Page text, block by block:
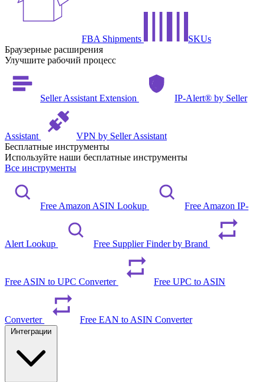
FBA Shipments
SKUs
Браузерные расширения
Улучшите рабочий процесс
Seller Assistant Extension IP-Alert® by Seller
Assistant
VPN by Seller Assistant
Бесплатные инструменты
Используйте наши бесплатные инструменты
Все инструменты
Free Amazon ASIN Lookup Free Amazon IP-
Alert Lookup Free Supplier Finder by Brand
Free ASIN to UPC Converter Free UPC to ASIN
Converter Free EAN to ASIN Converter